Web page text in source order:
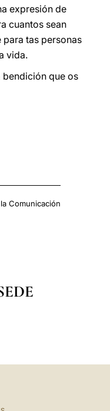
expresión de
cuantos sean
tas personas
vida.
que os
Comunicación